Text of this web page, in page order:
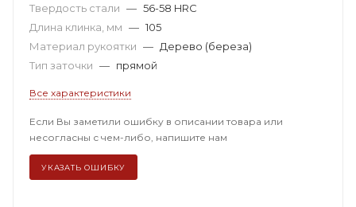
Твердость стали — 56-58 HRC
Длина клинка, мм — 105
Материал рукоятки — Дерево (береза)
Тип заточки — прямой
Все характеристики
Если Вы заметили ошибку в описании товара или
несогласны с чем-либо, напишите нам
УКАЗАТЬ ОШИБКУ